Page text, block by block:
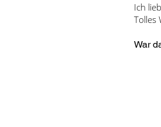
Ich
Tolles
War